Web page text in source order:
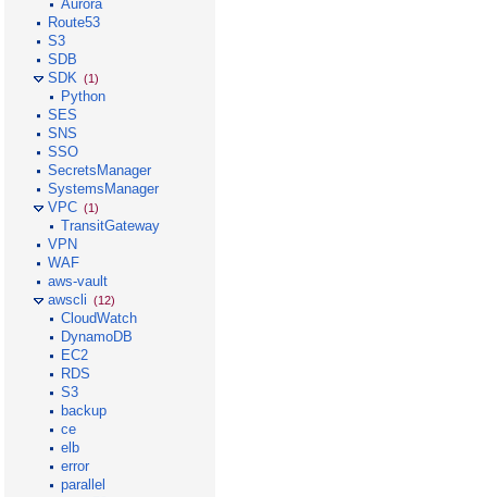
Aurora
Route53
S3
SDB
SDK (1)
Python
SES
SNS
SSO
SecretsManager
SystemsManager
VPC (1)
TransitGateway
VPN
WAF
aws-vault
awscli (12)
CloudWatch
DynamoDB
EC2
RDS
S3
backup
ce
elb
error
parallel